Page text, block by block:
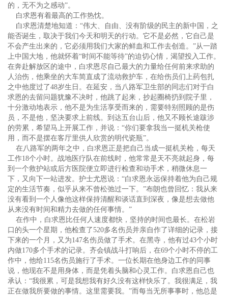
的，无不为之感动”。
白求恩有着最高的工作热忱。
白求恩清楚地知道：“伟大、自由、没有阶级的民主的新中国，之
能否诞生，取决于我们今天和明天的行动。它不是必然，它自己是
不会产生出来的，它必须用我们大家的鲜血和工作去创造。”从一踏
上中国大地，他就怀着“时间不能等待”的迫切心情，渴望投入工作。
在奔赴解放区的途中，白求恩尽自己最大的力量给任何前来求助的
人治伤，他乘坐的大车简直成了流动救护车，在给伤员们上药包扎
之中他度过了48岁生日。在延安，当八路军卫生部的同志们对于白
求恩的去留问题犹豫不决时，他跳了起来，抄起圈椅扔到院子里，
十分激动地表示，他不是为生活享受而来的，需要特别照顾的是伤
员，不是他，坚决要求上前线。到达五台山后，他又不顾长途跋涉
的劳累，希望马上开展工作，并说：“你们要拿我当一挺机关枪使
用，而不是摆在客厅里供人欣赏的明代瓷瓶”。
在八路军的两年之中，白求恩正是把自己当成一挺机关枪，每天
工作18个小时。战地医疗队在前线时，他常常是天不亮就起身，每
到一个救护站或后方医院便立即进行检查和动手术，稍微休息一
下，又向下一站进发。护士尤恩说：“白求恩永远保持着他为自己规
定的生活节奏，似乎从来不曾松弛过一下。”布朗也曾回忆：我从来
没有看到一个人像他这样保持清醒和谈话直到深夜，像是想去做他
从来没有时间和精力去做的任何事情。”
在作中，白求恩比任何人速度都快，坚持的时间也最长。在松岩
口的头一个星期，他检查了520多名伤员并亲自作了详细的记录，接
下来的一个月，又为147名伤员做了手术。在黑寺，他有过43个小时
内做170多个手术的记录。齐会镇战斗打响后，在69个小时不停的工
作中，他给115名伤员施行了手术。一位长期在他身边工作的同事
说，他现在不是用身体，而是凭着头脑和心灵工作。白求恩自己也
承认：“我很累，可是我想我有好久没有这样快乐了。我很满足，我
正在做我所要做的事情。这里需要我。”而每当无所事事时，他总是